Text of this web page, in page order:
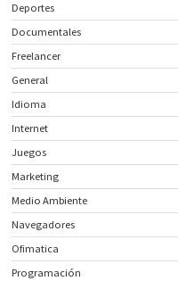
Deportes
Documentales
Freelancer
General
Idioma
Internet
Juegos
Marketing
Medio Ambiente
Navegadores
Ofimatica
Programación